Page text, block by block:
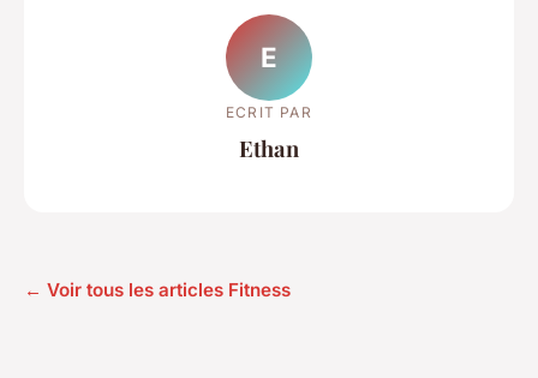
E
ECRIT PAR
Ethan
← Voir tous les articles Fitness